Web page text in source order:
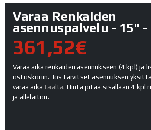
Varaa Renkaiden
asennuspalvelu - 15" -
361,52€
Varaa aika renkaiden asennukseen (4 kpl) ja
ostoskoriin. Jos tarvitset asennuksen
varaa aikatäältä. Hinta pitää sisällään 4 kpl
ja allelaiton.